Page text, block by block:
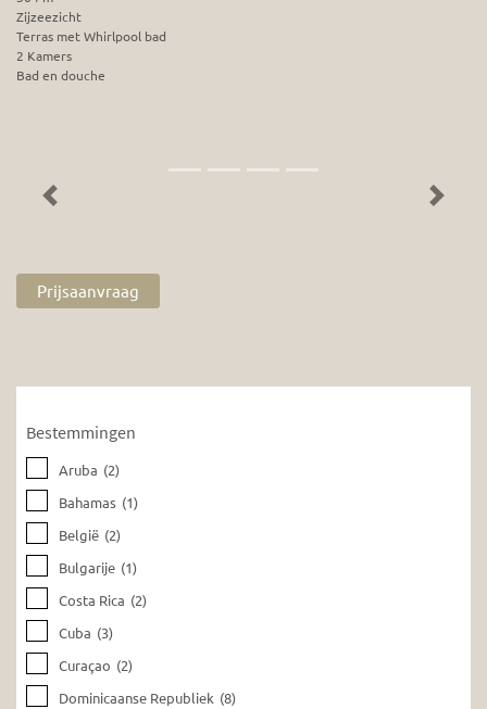
Bestemmingen
Aruba (2)
Bahamas (1)
België (2)
Bulgarije (1)
Costa Rica (2)
Cuba (3)
Curaçao (2)
Dominicaanse Republiek (8)
Zijzeezicht
Terras met Whirlpool bad
2 Kamers
Bad en douche
Previous Next
Prijsaanvraag